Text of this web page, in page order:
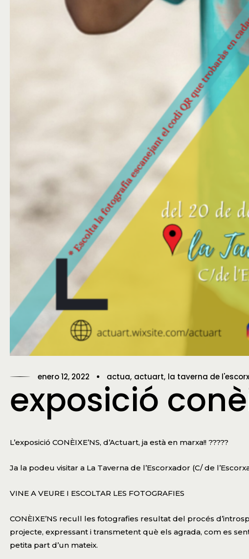
enero 12, 2022 actua actuart la taverna de
exposició
L’exposició CONÈIXE’NS, d’Actuart, ja està en marxa!! ?????
Ja la podeu visitar a La Taverna de l’Escorxador (C/ de
VINE A VEURE I ESCOLTAR LES FOTOGRAFIES
CONÈIXE’NS recull les fotografies resultat del procés
projecte, expressant i transmetent què els agrada, com es
petita part d’un mateix.